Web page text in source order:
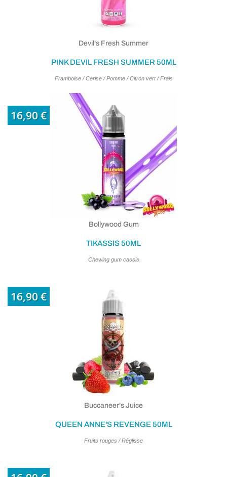
Devil's Fresh Summer
PINK DEVIL FRESH SUMMER 50ML
Framboise / Cerise / Pomme / Citron vert / Frais
16,90 €
Bollywood Gum
TIKASSIS 50ML
Chewing gum cassis
16,90 €
Buccaneer's Juice
QUEEN ANNE'S REVENGE 50ML
Fruits rouges / Réglisse